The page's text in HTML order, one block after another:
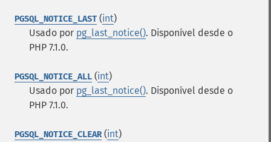
PGSQL_NOTICE_LAST (int)
Usado por pg_last_notice(). Disponível desde o
PHP 7.1.0.
PGSQL_NOTICE_ALL (int)
Usado por pg_last_notice(). Disponível desde o
PHP 7.1.0.
PGSQL_NOTICE_CLEAR(int)